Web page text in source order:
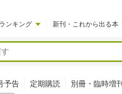
ンキング 新刊・これから出る本
予告 定期購読 別冊・臨時増